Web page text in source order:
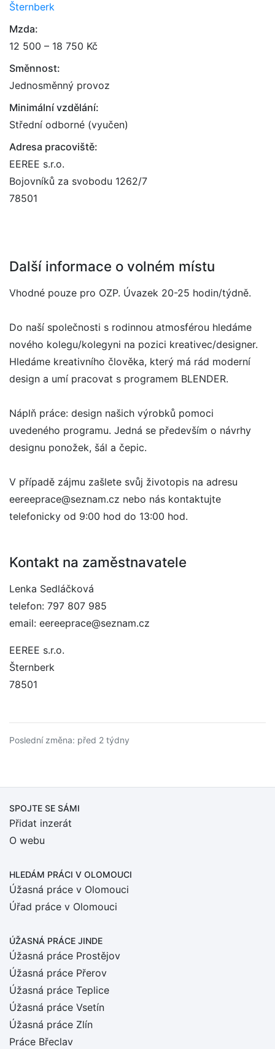
Šternberk
Mzda:
12 500 – 18 750 Kč
Směnnost:
Jednosměnný provoz
Minimální vzdělání:
Střední odborné (vyučen)
Adresa pracoviště:
EEREE s.r.o.
Bojovníků za svobodu 1262/7
78501
Další informace o volném místu
Vhodné pouze pro OZP. Úvazek 20-25 hodin/týdně.
Do naší společnosti s rodinnou atmosférou hledáme
nového kolegu/kolegyni na pozici kreativec/designer.
Hledáme kreativního člověka, který má rád moderní
design a umí pracovat s programem BLENDER.
Náplň práce: design našich výrobků pomoci
uvedeného programu. Jedná se především o návrhy
designu ponožek, šál a čepic.
V případě zájmu zašlete svůj životopis na adresu
eereeprace@seznam.cz nebo nás kontaktujte
telefonicky od 9:00 hod do 13:00 hod.
Kontakt na zaměstnavatele
Lenka Sedláčková
telefon: 797 807 985
email: eereeprace@seznam.cz
EEREE s.r.o.
Šternberk
78501
Poslední změna: před 2 týdny
SPOJTE SE SÁMI
Přidat inzerát
O webu
HLEDÁM PRÁCI V OLOMOUCI
Úžasná práce v Olomouci
Úřad práce v Olomouci
ÚŽASNÁ PRÁCE JINDE
Úžasná práce Prostějov
Úžasná práce Přerov
Úžasná práce Teplice
Úžasná práce Vsetín
Úžasná práce Zlín
Práce Břeclav